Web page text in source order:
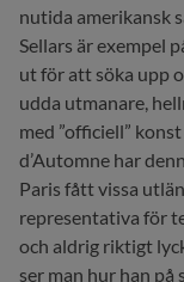
nutida amerikansk
Sellars är exempel
ut för att söka upp
udda utmanare,
med ”officiell”
d’Automne har
Paris fått vissa
representativa för
och aldrig riktigt
ser man hur han